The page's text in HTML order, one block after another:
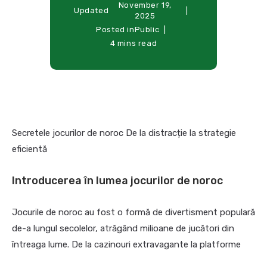
Updated
November 19,
2025
Posted inPublic
4 mins read
Secretele jocurilor de noroc De la distracție la strategie
eficientă
Introducerea în lumea jocurilor de noroc
Jocurile de noroc au fost o formă de divertisment populară
de-a lungul secolelor, atrăgând milioane de jucători din
întreaga lume. De la cazinouri extravagante la platforme